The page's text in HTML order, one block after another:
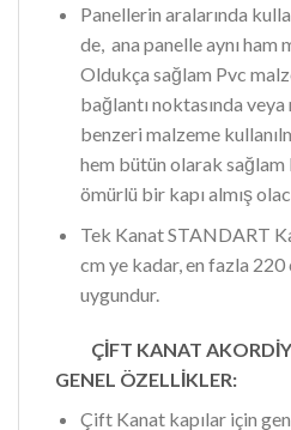
Panellerin aralarında
de, ana panelle aynı
Oldukça sağlam Pvc
bağlantı noktasında
benzeri malzeme
hem bütün olarak sağlam
ömürlü bir kapı almış
Tek Kanat STANDART
cm ye kadar, en fazla
uygundur.
ÇİFT KANAT
GENEL ÖZELLİKLER:
Çift Kanat kapılar için